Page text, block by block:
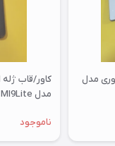
مدل
کاور/قاب
مدل XIAOMI MI9Lite
ناموجود